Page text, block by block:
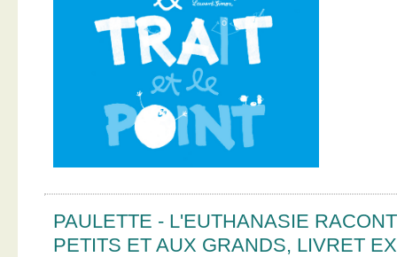
PAULETTE - L'EUTHANASIE
PETITS ET AUX GRANDS, LIVRET